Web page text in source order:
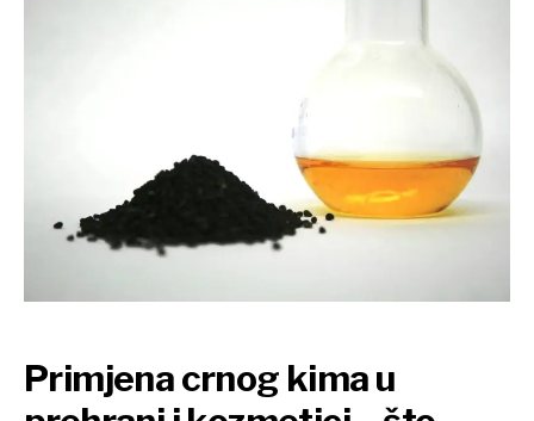
Primjena crnog kima u